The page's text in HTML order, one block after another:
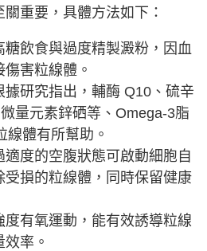
重要，具體方法如下：
糖飲食與過度精製澱粉，因血
害粒線體。
據研究指出，輔酶 Q10、硫辛
量元素鋅硒等、Omega-3脂
線體有所幫助。
適度的空腹狀態可啟動細胞自
受損的粒線體，同時保留健康
度有氧運動，能有效誘導粒線
率。